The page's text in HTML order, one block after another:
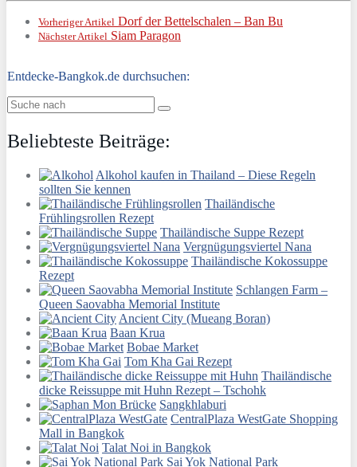
Vorheriger Artikel Dorf der Bettelschalen – Ban Bu
Nächster Artikel Siam Paragon
Entdecke-Bangkok.de durchsuchen:
Beliebteste Beiträge:
Alkohol kaufen in Thailand – Diese Regeln
sollten Sie kennen
Thailändische
Frühlingsrollen Rezept
Thailändische Suppe Rezept
Vergnügungsviertel Nana
Thailändische Kokossuppe
Rezept
Schlangen Farm –
Queen Saovabha Memorial Institute
Ancient City (Mueang Boran)
Baan Krua
Bobae Market
Tom Kha Gai Rezept
Thailändische
dicke Reissuppe mit Huhn Rezept – Tschohk
Sangkhlaburi
CentralPlaza WestGate Shopping
Mall in Bangkok
Talat Noi in Bangkok
Sai Yok National Park